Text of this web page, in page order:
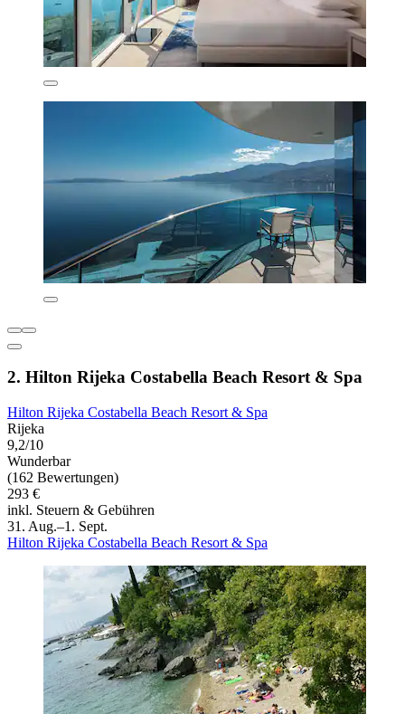
2. Hilton Rijeka Costabella Beach Resort & Spa
Hilton Rijeka Costabella Beach Resort & Spa
Rijeka
9,2/10
Wunderbar
(162 Bewertungen)
293 €
inkl. Steuern & Gebühren
31. Aug.–1. Sept.
Hilton Rijeka Costabella Beach Resort & Spa